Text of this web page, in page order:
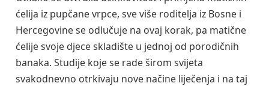
ćelija iz pupčane vrpce, sve više roditelja iz Bosne i
Hercegovine se odlučuje na ovaj korak, pa matične
ćelije svoje djece skladište u jednoj od porodičnih
banaka. Studije koje se rade širom svijeta
svakodnevno otrkivaju nove načine liječenja i na taj